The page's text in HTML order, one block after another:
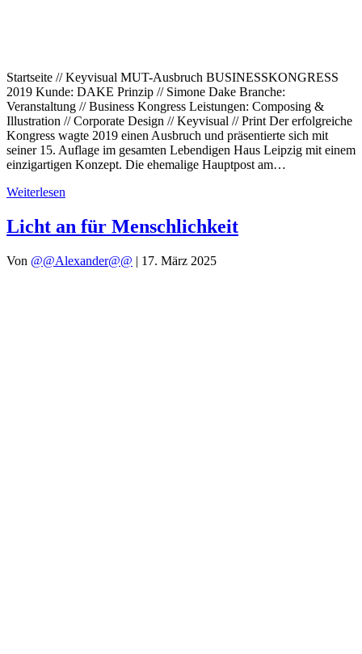
Startseite // Keyvisual MUT-Ausbruch BUSINESSKONGRESS
2019 Kunde: DAKE Prinzip // Simone Dake Branche:
Veranstaltung // Business Kongress Leistungen: Composing &
Illustration // Corporate Design // Keyvisual // Print Der erfolgreiche
Kongress wagte 2019 einen Ausbruch und präsentierte sich mit
seiner 15. Auflage im gesamten Lebendigen Haus Leipzig mit einem
einzigartigen Konzept. Die ehemalige Hauptpost am…
Weiterlesen
Licht an für Menschlichkeit
Von @@Alexander@@ | 17. März 2025